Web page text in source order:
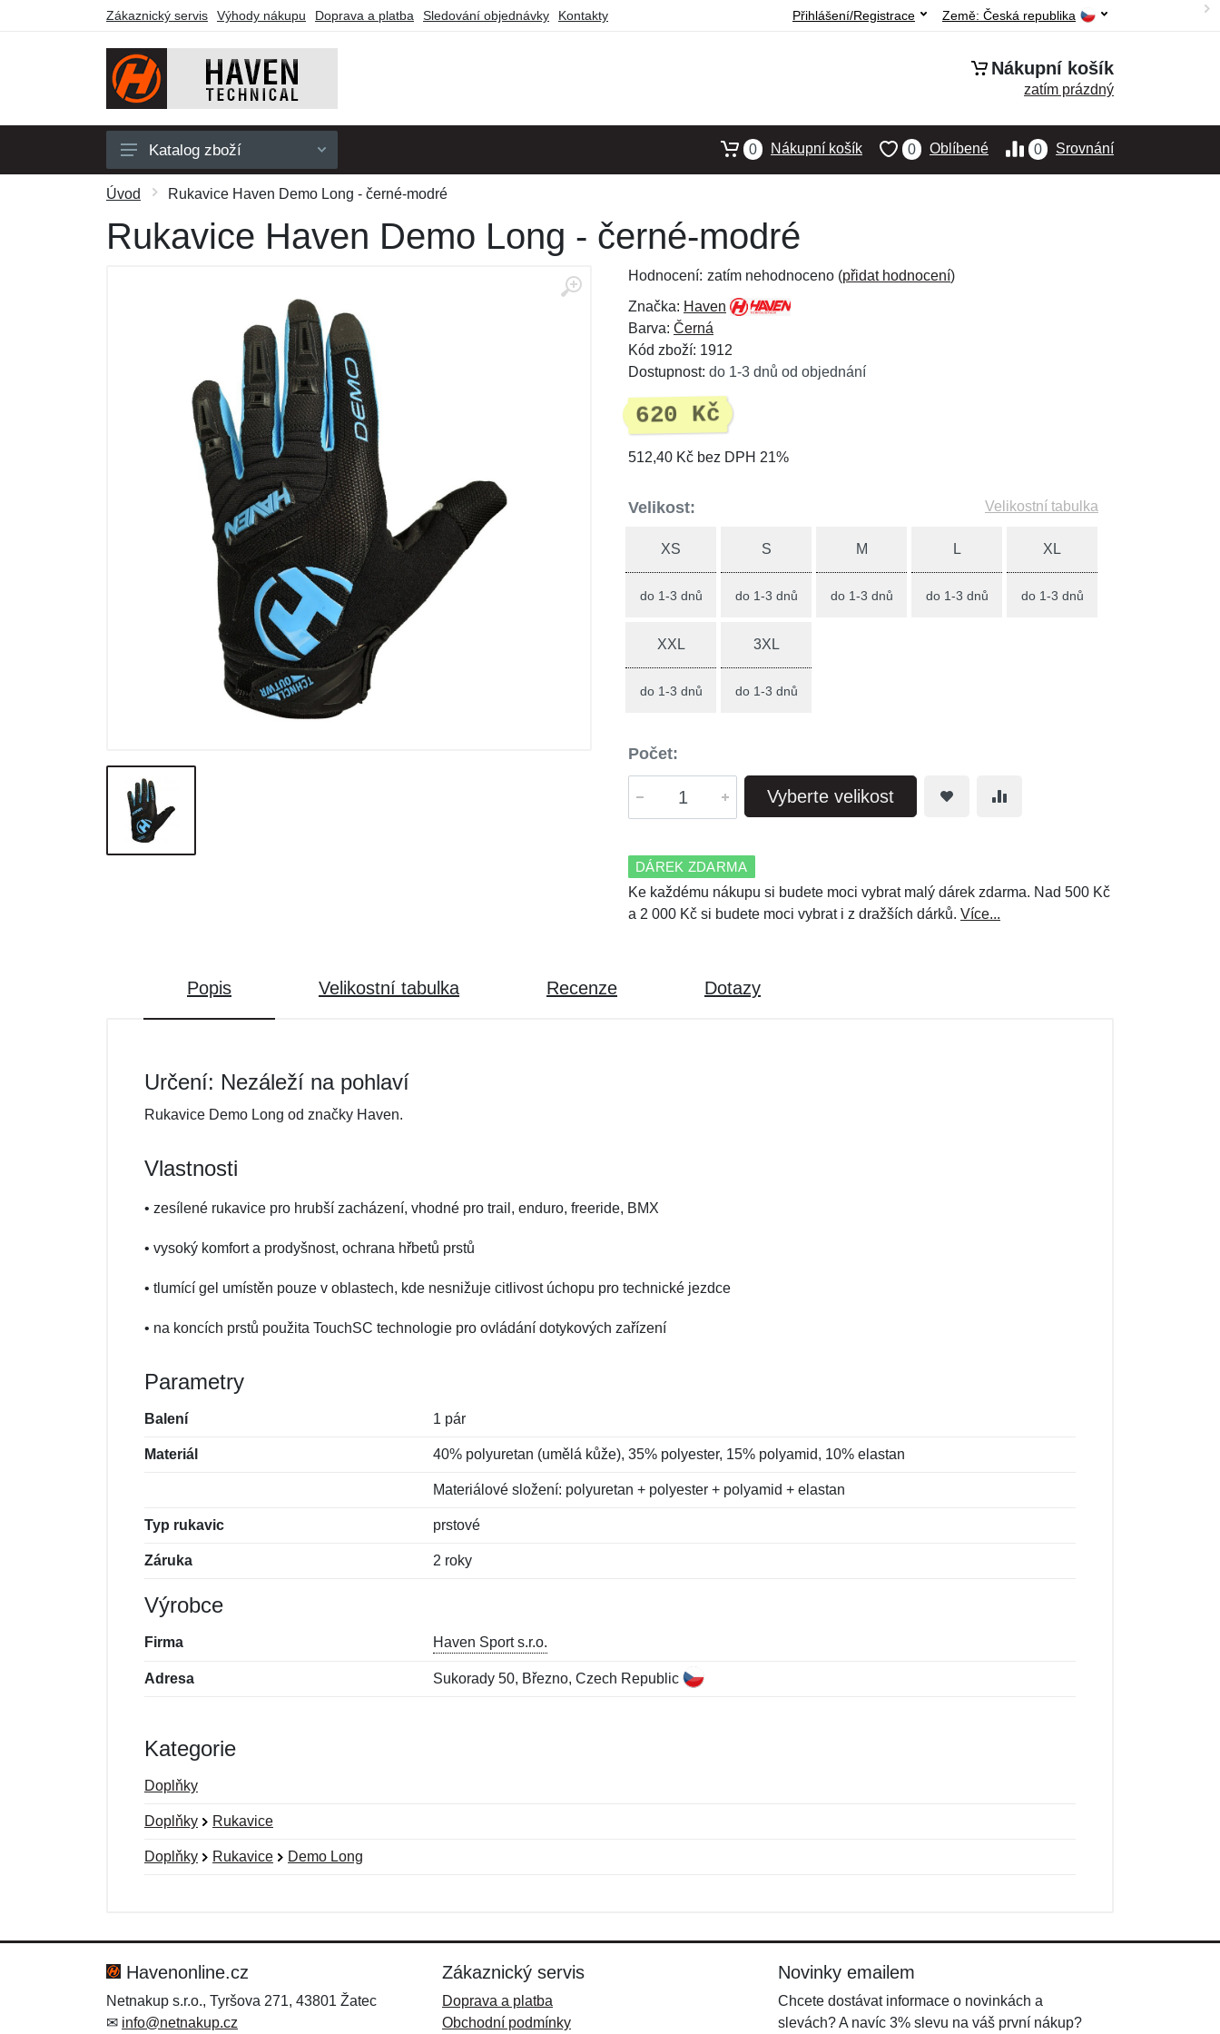
Zákaznický servis Výhody nákupu Doprava a platba Sledování objednávky Kontakty Země: Česká republika
Přihlášení/Registrace
Nákupní košík
zatím prázdný
Pánské
Dámské
Dárkové poukazy
Katalog zboží 0 Srovnání
0 Oblíbené
0 Nákupní košík
Úvod Rukavice Haven Demo Long - černé-modré
Rukavice Haven Demo Long - černé-modré
Hodnocení: zatím nehodnoceno (přidat hodnocení)
Značka: Haven
Barva: Černá
Kód zboží: 1912
Dostupnost: do 1-3 dnů od objednání
620 Kč
512,40 Kč bez DPH 21%
Velikost: Velikostní tabulka
XS
do 1-3 dnů
S
do 1-3 dnů
M
do 1-3 dnů
L
do 1-3 dnů
XL
do 1-3 dnů
XXL
do 1-3 dnů
3XL
do 1-3 dnů
Počet:
Vyberte velikost
DÁREK ZDARMA
Ke každému nákupu si budete moci vybrat malý dárek zdarma. Nad 500 Kč
a 2 000 Kč si budete moci vybrat i z dražších dárků. Více...
Popis Velikostní tabulka Recenze Dotazy
Určení: Nezáleží na pohlaví
Rukavice Demo Long od značky Haven.
Vlastnosti
• zesílené rukavice pro hrubší zacházení, vhodné pro trail, enduro, freeride, BMX
• vysoký komfort a prodyšnost, ochrana hřbetů prstů
• tlumící gel umístěn pouze v oblastech, kde nesnižuje citlivost úchopu pro technické jezdce
• na koncích prstů použita TouchSC technologie pro ovládání dotykových zařízení
Parametry
Balení 1 pár
Materiál 40% polyuretan (umělá kůže), 35% polyester, 15% polyamid, 10% elastan
Materiálové složení: polyuretan + polyester + polyamid + elastan
Typ rukavic prstové
Záruka 2 roky
Výrobce
Firma Haven Sport s.r.o.
Adresa Sukorady 50, Březno, Czech Republic
Kategorie
Doplňky
Doplňky Rukavice
Doplňky Rukavice Demo Long
Zpráva*
Zpráva*
Havenonline.cz
Netnakup s.r.o., Tyršova 271, 43801 Žatec
✉ info@netnakup.cz
Zákaznický servis
Doprava a platba
Obchodní podmínky
Novinky emailem
Chcete dostávat informace o novinkách a
slevách? A navíc 3% slevu na váš první nákup?